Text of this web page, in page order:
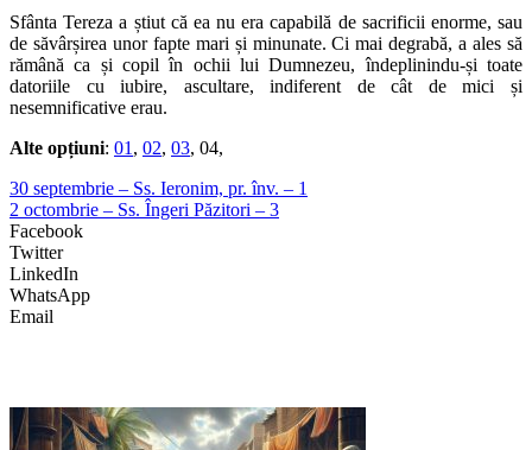
Sfânta Tereza a știut că ea nu era capabilă de sacrificii enorme, sau
de săvârșirea unor fapte mari și minunate. Ci mai degrabă, a ales să
rămână ca și copil în ochii lui Dumnezeu, îndeplinindu-și toate
datoriile cu iubire, ascultare, indiferent de cât de mici și
nesemnificative erau.
Alte opțiuni: 01 , 02, 03, 04,
30 septembrie – Ss. Ieronim, pr. înv. – 1
2 octombrie – Ss. Îngeri Păzitori – 3
Facebook
Twitter
LinkedIn
WhatsApp
Email